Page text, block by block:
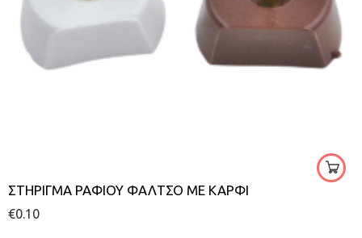
ΣΤΗΡΙΓΜΑ ΡΑΦΙΟΥ ΦΑΛΤΣΟ ΜΕ ΚΑΡΦΙ
€0.10